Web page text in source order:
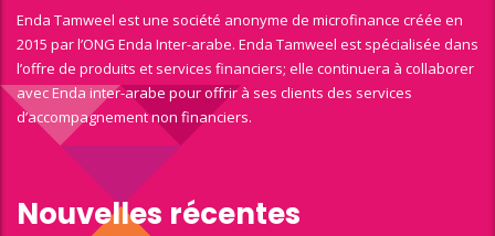
Enda Tamweel est une société anonyme de microfinance créée en
2015 par l’ONG Enda Inter-arabe. Enda Tamweel est spécialisée dans
l’offre de produits et services financiers; elle continuera à collaborer
avec Enda inter-arabe pour offrir à ses clients des services
d’accompagnement non financiers.
Nouvelles récentes